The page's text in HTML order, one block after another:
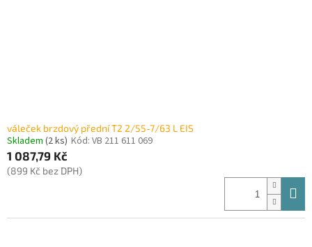
váleček brzdový přední T2 2/55-7/63 L EIS
Skladem (2 ks) Kód: VB 211 611 069
1 087,79 Kč
(899 Kč bez DPH)